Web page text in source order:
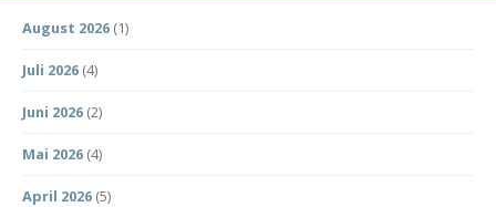
August 2026 (1)
Juli 2026 (4)
Juni 2026 (2)
Mai 2026 (4)
April 2026 (5)